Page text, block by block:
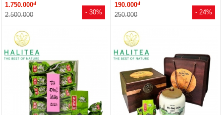
- 30%
1.750.000đ
2.500.000 - 24%
190.000đ
250.000